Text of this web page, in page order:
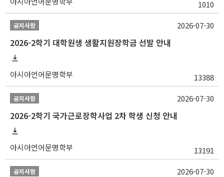
1010
공지사항
2026-2학기 대학원생 생활지원장학금 선발 안내
아시아언어문명학부 13388
2026-07-30
공지사항
2026-2학기 국가근로장학사업 2차 학생 신청 안내
아시아언어문명학부 13191
2026-07-30
공지사항 2026-07-30